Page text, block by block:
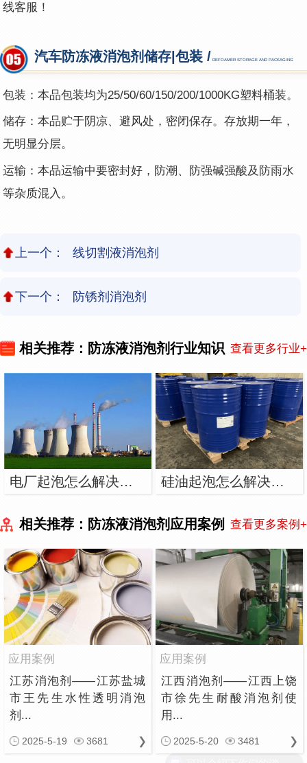
线客服！
汽车防冻液消泡剂储存|包装 / DEFOAMER STORAGE AND PACKAGING
包装：本品包装均为25/50/60/150/200/1000KG塑料桶装。
储存：本品贮于阴凉、避风处，密闭保存。存放期一年，
无明显分层。
运输：本品运输中要密封好，防潮、防强碱强酸及防雨水
等杂质混入。
上一个： 线切割液消泡剂
下一个： 防锈剂消泡剂
相关推荐：防冻液消泡剂行业知识 查看更多行业+
电厂起泡怎么解决？用电厂消泡剂 硅油起泡怎么解决？用硅油消泡剂
相关推荐：防冻液消泡剂应用案例 查看更多案例+
应用案例
江苏消泡剂——江苏盐城
市王先生水性透明消泡
剂...
2025-5-19 3681
应用案例
江西消泡剂——江西上饶
市徐先生耐酸消泡剂使
用...
2025-5-20 3481